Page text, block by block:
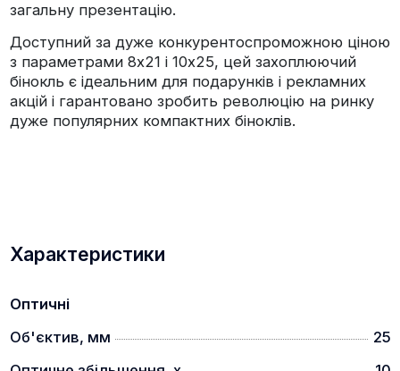
загальну презентацію.
Доступний за дуже конкурентоспроможною ціною
з параметрами 8x21 і 10x25, цей захоплюючий
бінокль є ідеальним для подарунків і рекламних
акцій і гарантовано зробить революцію на ринку
дуже популярних компактних біноклів.
Характеристики
Оптичні
Об'єктив, мм
25